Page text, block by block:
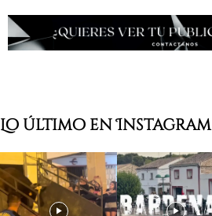
Lo último en Instagram